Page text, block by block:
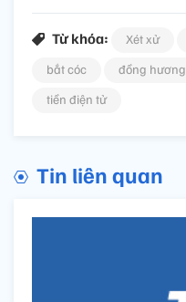
Từ khóa: Xét xử
bắt cóc
đồng hương
tiền điện tử
Tin liên quan